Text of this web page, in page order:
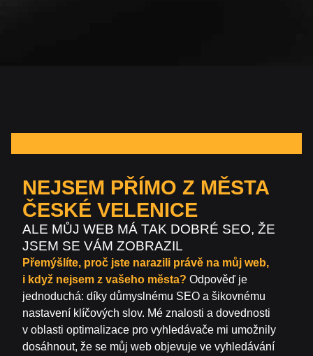
NEJSEM PŘÍMO Z MĚSTA
ČESKÉ VELENICE
ALE MŮJ WEB MÁ TAK DOBRÉ SEO, ŽE
JSEM SE VÁM ZOBRAZIL
Přemýšlíte, proč jste narazili právě na můj web,
i když nejsem z vašeho města? Odpověď je
jednoduchá: díky důmyslnému SEO a šikovnému
nastavení klíčových slov. Mé znalosti a dovednosti
v oblasti optimalizace pro vyhledávače mi umožnily
dosáhnout, že se můj web objevuje ve vyhledávání